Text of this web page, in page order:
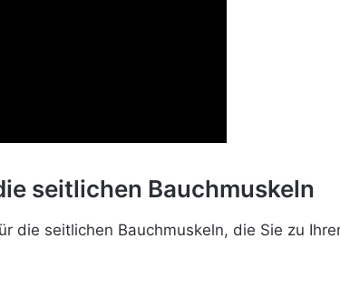
seitlichen Bauchmuskeln
die seitlichen Bauchmuskeln, die Sie zu